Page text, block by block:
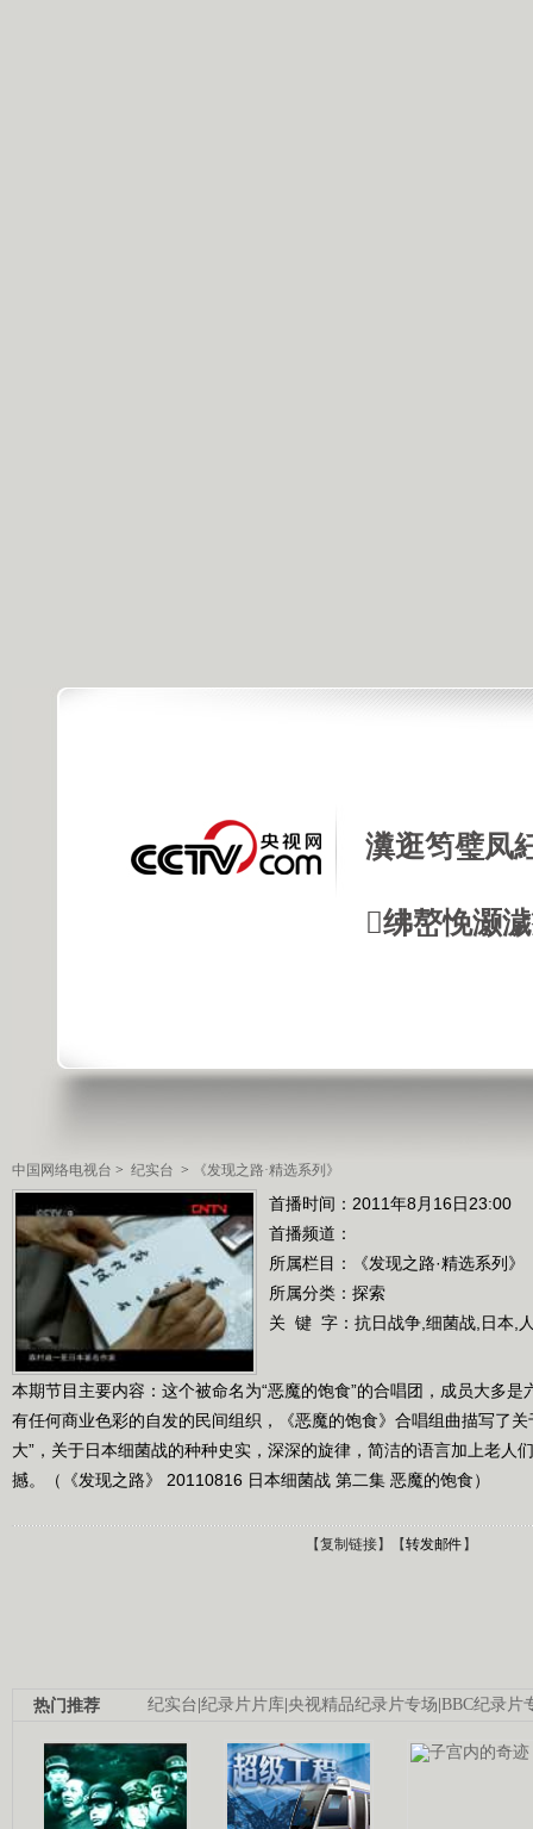
瀵逛笉璧凤
绋嶅悗灏
中国网络电视台 > 纪实台 > 《发现之路·精选系列》
首播时间：2011年8月16日23:00
首播频道：
所属栏目：
《发现之路·精选系列》
所属分类：探索
关 键 字： 抗日战争,细菌战,日本,
本期节目主要内容：这个被命名为“恶魔的饱食”的合唱团，成员大多
有任何商业色彩的自发的民间组织，《恶魔的饱食》合唱组曲描写了
大”，关于日本细菌战的种种史实，深深的旋律，简洁的语言加上老人
撼。（《发现之路》 20110816 日本细菌战 第二集 恶魔的饱食）
【复制链接】【转发邮件】
纪实台|纪录片片库|央视精品纪录片专场|BBC纪录片
热门推荐